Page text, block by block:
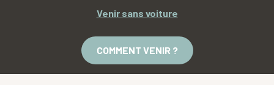
Venir sans voiture
COMMENT VENIR ?